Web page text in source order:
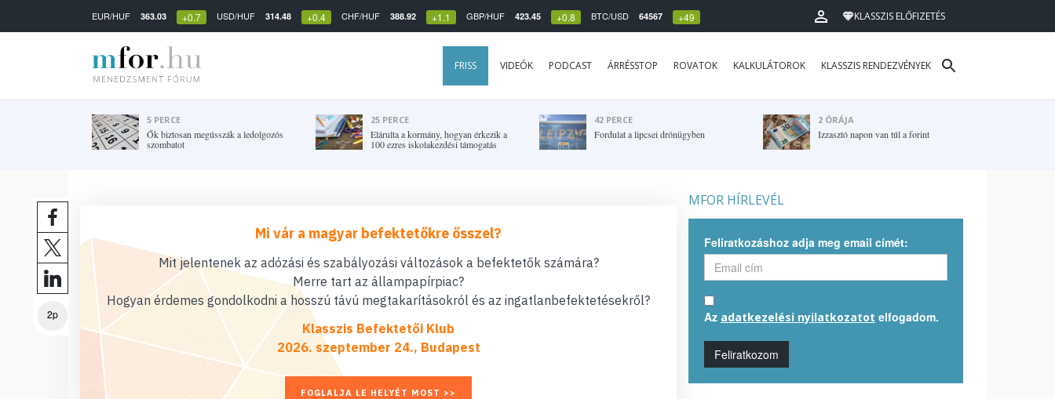
EUR/HUF 363.03 +0.7 USD/HUF 314.48 +0.4 CHF/HUF 388.92 +1.1 GBP/HUF 423.45 +0.8 BTC/USD 64567 +49 KLASSZIS ELŐFIZETÉS
FRISS VIDEÓK PODCAST ÁRRÉSSTOP ROVATOK KALKULÁTOROK KLASSZIS RENDEZVÉNYEK
5 PERCE
Ők biztosan megússzák a ledolgozós
szombatot
25 PERCE
Elárulta a kormány, hogyan érkezik a
100 ezres iskolakezdési támogatás
42 PERCE
Fordulat a lipcsei drónügyben
2 ÓRÁJA
Izzasztó napon van túl a forint
2p
Mi vár a magyar befektetőkre ősszel?
Mit jelentenek az adózási és szabályozási változások a befektetők számára?
Merre tart az állampapírpiac?
Hogyan érdemes gondolkodni a hosszú távú megtakarításokról és az ingatlanbefektetésekről?
Klasszis Befektetői Klub
2026. szeptember 24., Budapest
FOGLALJA LE HELYÉT MOST >>
MFOR HÍRLEVÉL
Feliratkozáshoz adja meg email címét:
Az adatkezelési nyilatkozatot elfogadom.
Feliratkozom